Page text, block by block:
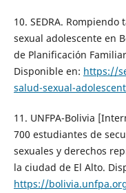
10. SEDRA.
sexual adolescente en
de Planificación
Disponible en: https://
salud-sexual-
11. UNFPA-Bolivia
700 estudiantes de
sexuales y derechos
la ciudad de El Alto.
https://